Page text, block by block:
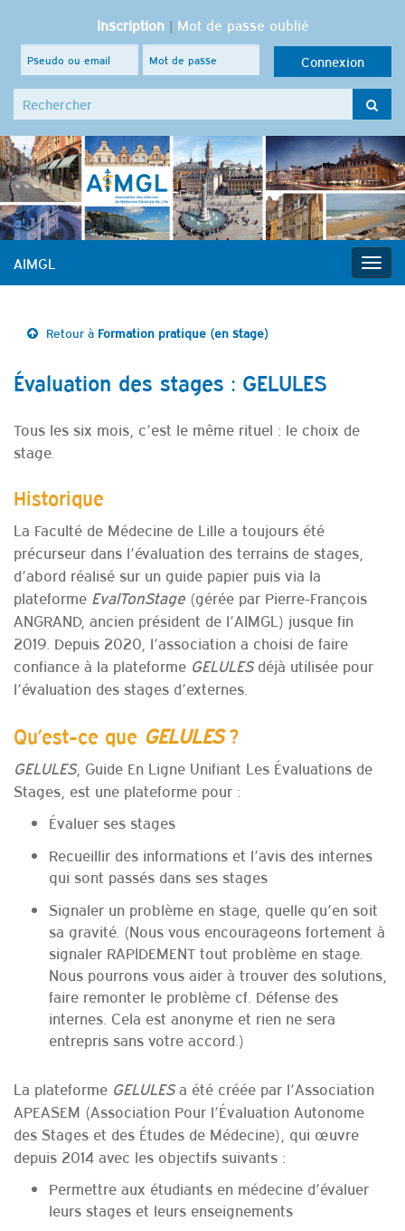
Inscription| Mot de passe oublié
Search for:
AIMGL
Retour à Formation pratique (en stage)
Évaluation des stages : GELULES
Tous les six mois, c’est le même rituel : le choix de
stage.
Historique
La Faculté de Médecine de Lille a toujours été
précurseur dans l’évaluation des terrains de stages,
d’abord réalisé sur un guide papier puis via la
plateforme EvalTonStage (gérée par Pierre-François
ANGRAND, ancien président de l’AIMGL) jusque fin
2019. Depuis 2020, l’association a choisi de faire
confiance à la plateforme GELULESdéjà utilisée pour
l’évaluation des stages d’externes.
Qu’est-ce que GELULES?
GELULES, Guide En Ligne Unifiant Les Évaluations de
Stages, est une plateforme pour :
Évaluer ses stages
Recueillir des informations et l’avis des internes
qui sont passés dans ses stages
Signaler un problème en stage, quelle qu’en soit
sa gravité. (Nous vous encourageons fortement à
signaler RAPIDEMENT tout problème en stage.
Nous pourrons vous aider à trouver des solutions,
faire remonter le problème cf. Défense des
internes. Cela est anonyme et rien ne sera
entrepris sans votre accord.)
La plateforme GELULESa été créée par l’Association
APEASEM (Association Pour l’Évaluation Autonome
des Stages et des Études de Médecine), qui œuvre
depuis 2014 avec les objectifs suivants :
Permettre aux étudiants en médecine d’évaluer
leurs stages et leurs enseignements